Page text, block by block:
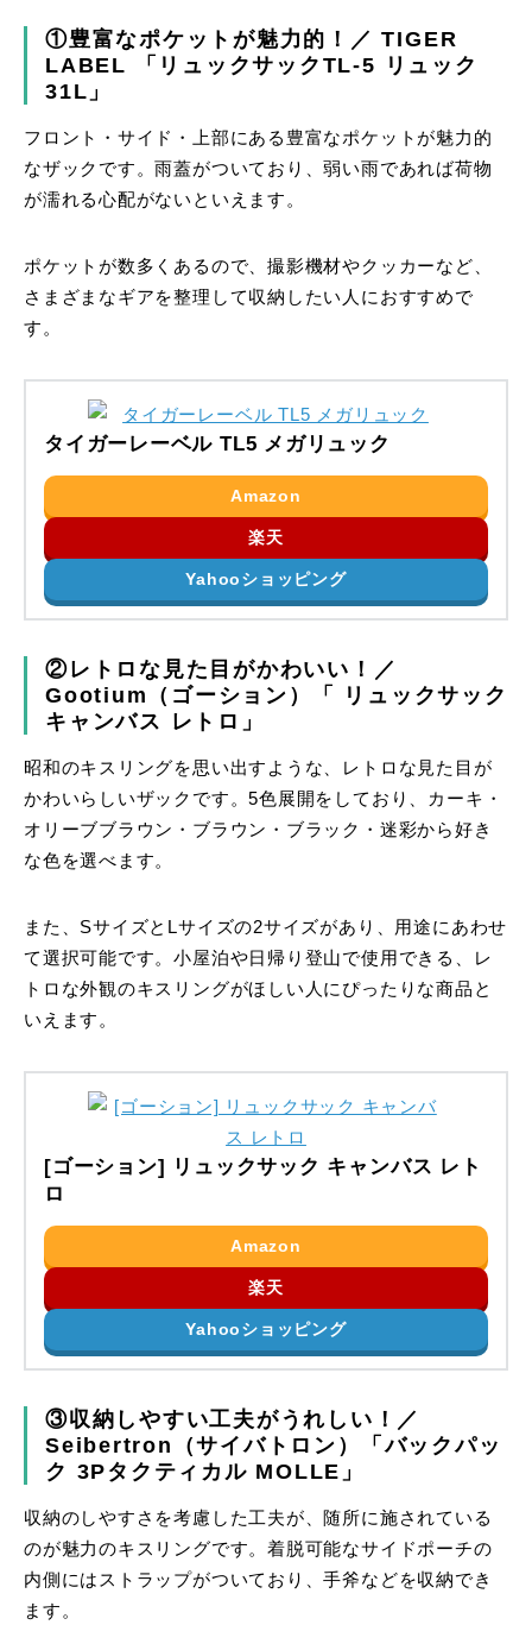
①豊富なポケットが魅力的！／ TIGER
LABEL 「リュックサックTL-5 リュック
31L」
フロント・サイド・上部にある豊富なポケットが魅力的
なザックです。雨蓋がついており、弱い雨であれば荷物
が濡れる心配がないといえます。
ポケットが数多くあるので、撮影機材やクッカーなど、
さまざまなギアを整理して収納したい人におすすめで
す。
タイガーレーベル TL5 メガリュック
Amazon
楽天
Yahooショッピング
②レトロな見た目がかわいい！／
Gootium（ゴーション）「 リュックサック
キャンバス レトロ」
昭和のキスリングを思い出すような、レトロな見た目が
かわいらしいザックです。5色展開をしており、カーキ・
オリーブブラウン・ブラウン・ブラック・迷彩から好き
な色を選べます。
また、SサイズとLサイズの2サイズがあり、用途にあわせ
て選択可能です。小屋泊や日帰り登山で使用できる、レ
トロな外観のキスリングがほしい人にぴったりな商品と
いえます。
[ゴーション] リュックサック キャンバス レト
ロ
Amazon
楽天
Yahooショッピング
③収納しやすい工夫がうれしい！／
Seibertron（サイバトロン）「バックパッ
ク 3Pタクティカル MOLLE」
収納のしやすさを考慮した工夫が、随所に施されている
のが魅力のキスリングです。着脱可能なサイドポーチの
内側にはストラップがついており、手斧などを収納でき
ます。